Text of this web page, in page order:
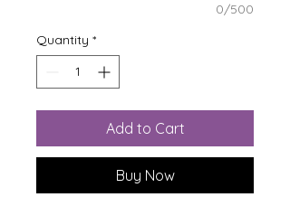
0/500
Quantity *
Add to Cart
Buy Now